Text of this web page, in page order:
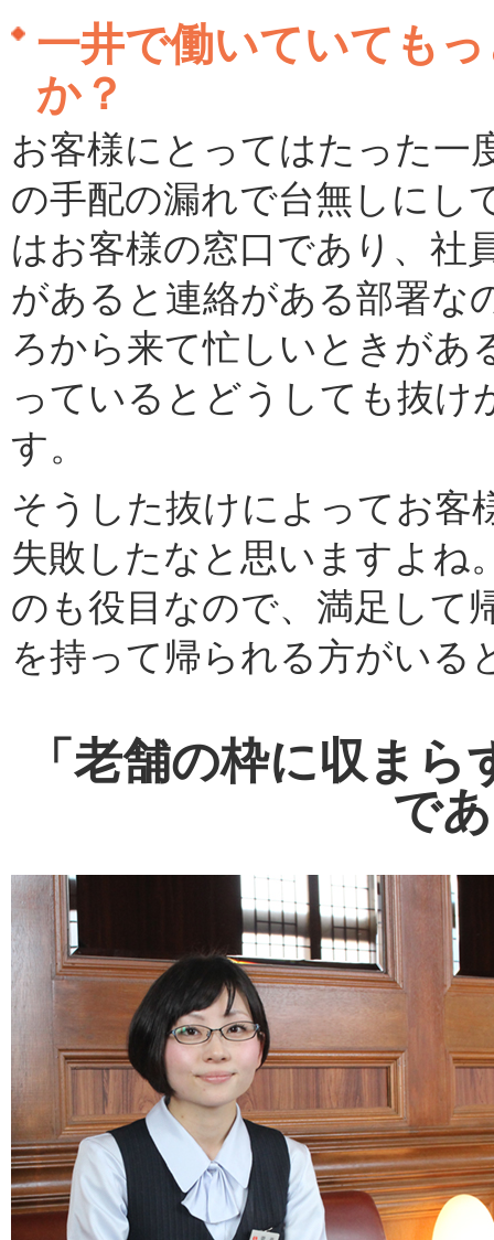
一井で働いていても
か？
お客様にとってはたった一
の手配の漏れで台無しにし
はお客様の窓口であり、社
があると連絡がある部署な
ろから来て忙しいときがあ
っているとどうしても抜け
す。
そうした抜けによってお客
失敗したなと思いますよね
のも役目なので、満足して
を持って帰られる方がいる
「老舗の枠に収ま
で